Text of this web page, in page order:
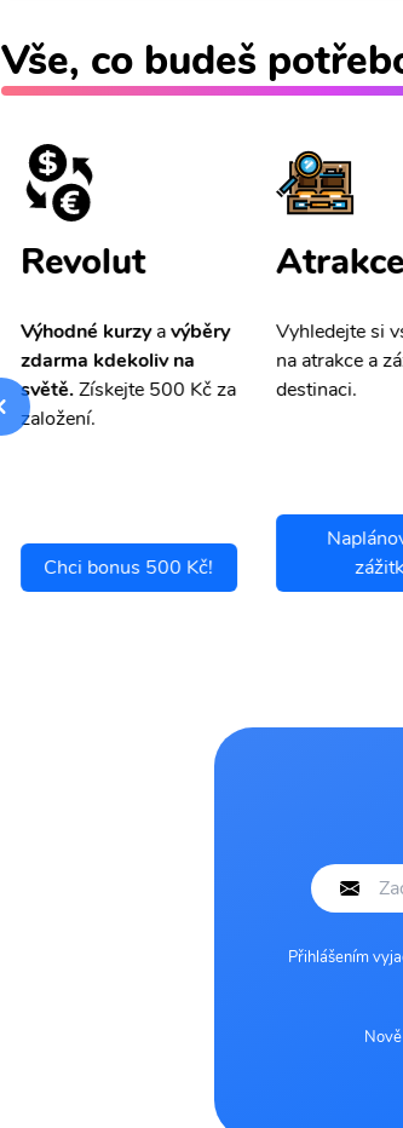
Vše, co budeš
Revolut
Výhodné kurzyavýběry
zdarma kdekoliv na
světě.Získejte 500 Kč za
založení.
Chci bonus 500 Kč!
Atrakce
Vyhledejte si
na atrakce a
destinaci.
Přihlášením